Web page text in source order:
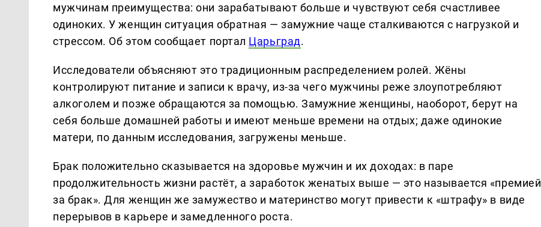
мужчинам преимущества: они зарабатывают больше и чувствуют себя счастливее
одиноких. У женщин ситуация обратная — замужние чаще сталкиваются с нагрузкой и
стрессом. Об этом сообщает портал Царьград.
Исследователи объясняют это традиционным распределением ролей. Жёны
контролируют питание и записи к врачу, из-за чего мужчины реже злоупотребляют
алкоголем и позже обращаются за помощью. Замужние женщины, наоборот, берут на
себя больше домашней работы и имеют меньше времени на отдых; даже одинокие
матери, по данным исследования, загружены меньше.
Брак положительно сказывается на здоровье мужчин и их доходах: в паре
продолжительность жизни растёт, а заработок женатых выше — это называется «премией
за брак». Для женщин же замужество и материнство могут привести к «штрафу» в виде
перерывов в карьере и замедленного роста.